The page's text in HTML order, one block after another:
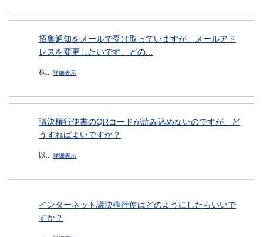
招集通知をメールで受け取っていますが、メールアド
レスを変更したいです。どの...
株... 詳細表示
議決権行使書のQRコードが読み込めないのですが、ど
うすればよいですか？
以... 詳細表示
インターネット議決権行使はどのようにしたらいいで
すか？